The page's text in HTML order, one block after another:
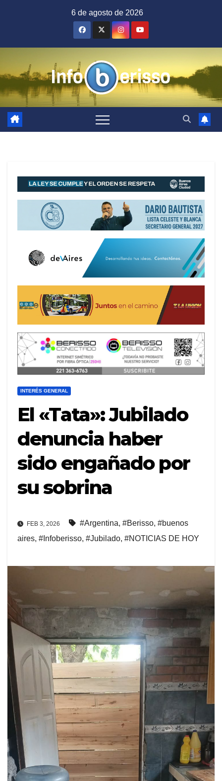
6 de agosto de 2026
INTERÉS GENERAL
El «Tata»: Jubilado
denuncia haber
sido engañado por
su sobrina
FEB 3, 2026 #Argentina, #Berisso, #buenos
aires, #Infoberisso, #Jubilado, #NOTICIAS DE HOY